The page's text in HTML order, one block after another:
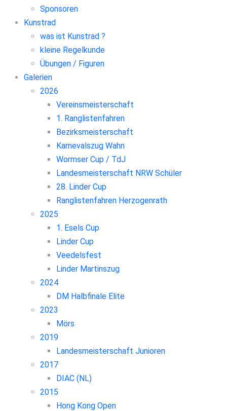
Sponsoren
Kunstrad
was ist Kunstrad ?
kleine Regelkunde
Übungen / Figuren
Galerien
2026
Vereinsmeisterschaft
1. Ranglistenfahren
Bezirksmeisterschaft
Karnevalszug Wahn
Wormser Cup / TdJ
Landesmeisterschaft NRW Schüler
28. Linder Cup
Ranglistenfahren Herzogenrath
2025
1. Esels Cup
Linder Cup
Veedelsfest
Linder Martinszug
2024
DM Halbfinale Elite
2023
Mörs
2019
Landesmeisterschaft Junioren
2017
DIAC (NL)
2015
Hong Kong Open